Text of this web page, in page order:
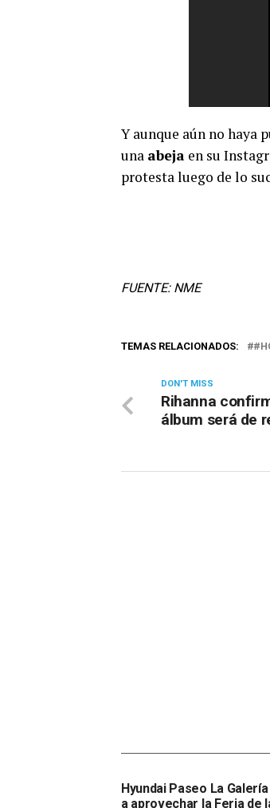
Y aunque aún no haya
una abeja en su
protesta luego de lo
FUENTE: NME
TEMAS RELACIONADOS:
DON'T MISS
Rihanna
álbum será de
Hyundai Paseo La
a aprovechar la Feria de